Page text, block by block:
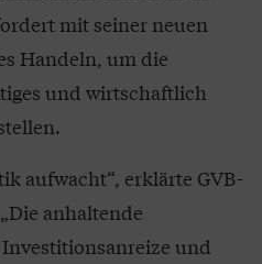
mit seiner neuen
Handeln, um die
und wirtschaftlich
aufwacht“, erklärte GVB-
anhaltende
und